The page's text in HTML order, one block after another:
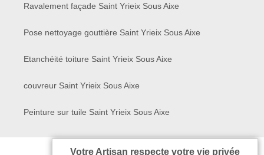
Ravalement façade Saint Yrieix Sous Aixe
Pose nettoyage gouttière Saint Yrieix Sous Aixe
Etanchéité toiture Saint Yrieix Sous Aixe
couvreur Saint Yrieix Sous Aixe
Peinture sur tuile Saint Yrieix Sous Aixe
Votre Artisan respecte votre vie privée